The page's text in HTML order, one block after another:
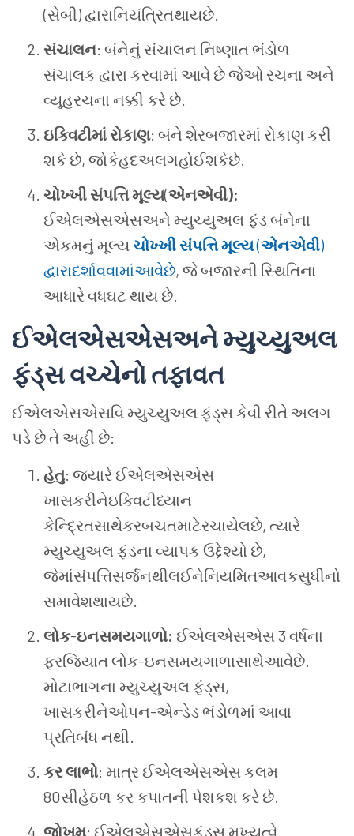
(સેબી) દ્વારાનિયંત્રિતથાયછે.
સંચાલન: બંનેનું સંચાલન નિષ્ણાત ભંડોળ
સંચાલક દ્વારા કરવામાં આવે છે જેઓ રચના અને
વ્યૂહરચના નક્કી કરે છે.
ઇક્વિટીમાં રોકાણ: બંને શેરબજારમાં રોકાણ કરી
શકે છે, જોકેહદઅલગહોઈશકેછે.
ચોખ્ખી સંપત્તિ મૂલ્ય(એનએવી):
ઈએલએસએસઅને મ્યુચ્યુઅલ ફંડ બંનેના
એકમનું મૂલ્યચોખ્ખી સંપત્તિ મૂલ્ય(એનએવી)
દ્વારાદર્શાવવામાંઆવેછે, જે બજારની સ્થિતિના
આધારે વધઘટ થાય છે.
ઈએલએસએસઅને મ્યુચ્યુઅલ
ફંડ્સ વચ્ચેનો તફાવત
ઈએલએસએસવિ મ્યુચ્યુઅલ ફંડ્સ કેવી રીતે અલગ
પડે છે તે અહીં છે:
હેતુ: જ્યારે ઈએલએસએસ
ખાસકરીનેઇક્વિટીધ્યાન
કેન્દ્રિતસાથેકરબચતમાટેરચાયેલછે, ત્યારે
મ્યુચ્યુઅલ ફંડના વ્યાપક ઉદ્દેશ્યો છે,
જેમાંસંપત્તિસર્જનથીલઈનેનિયમિતઆવકસુધીનો
સમાવેશથાયછે.
લોક-ઇનસમયગાળો: ઈએલએસએસ 3 વર્ષના
ફરજિયાત લોક-ઇનસમયગાળાસાથેઆવેછે.
મોટાભાગના મ્યુચ્યુઅલ ફંડ્સ,
ખાસકરીનેઓપન-એન્ડેડ ભંડોળમાં આવા
પ્રતિબંધ નથી.
કર લાભો: માત્ર ઈએલએસએસ કલમ
80સીહેઠળ કર કપાતની પેશકશ કરે છે.
જોખમ: ઈએલએસએસફંડ્સ મુખ્યત્વે